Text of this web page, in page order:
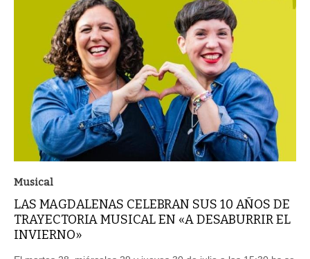
Musical
LAS MAGDALENAS CELEBRAN SUS 10 AÑOS DE
TRAYECTORIA MUSICAL EN «A DESABURRIR EL
INVIERNO»